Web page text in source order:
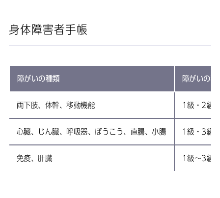
身体障害者手帳
障がいの種類 障がいの程
両下肢、体幹、移動機能 1級・2級
心臓、じん臓、呼吸器、ぼうこう、直腸、小腸 1級・3級
免疫、肝臓 1級〜3級